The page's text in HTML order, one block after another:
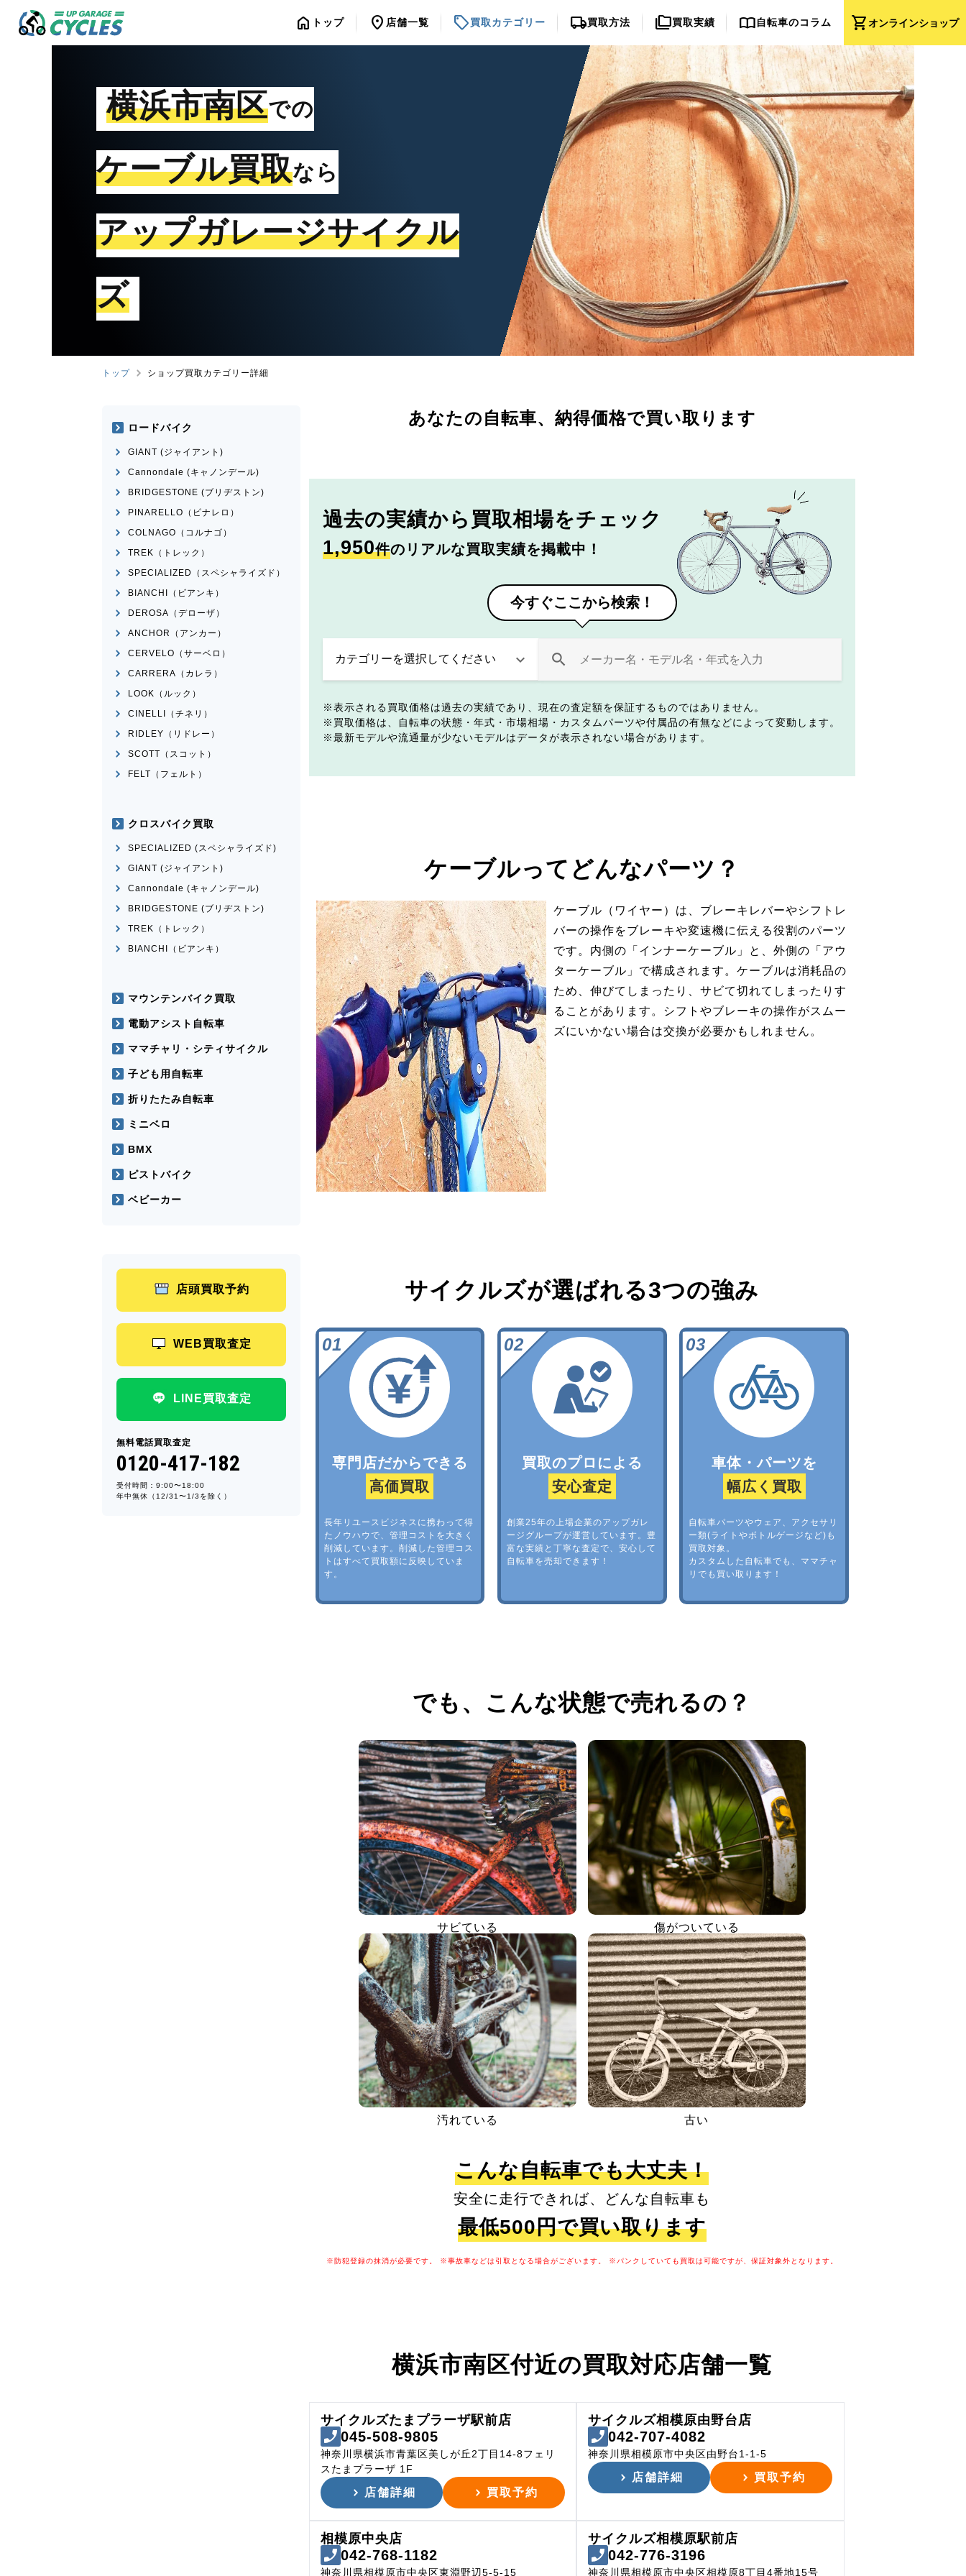
shopping_cartオンラインショップ
home トップ location_on 店舗一覧 sell買取カテゴリー local_shipping買取方法 folder_copy買取実績 import_contacts自転車のコラム
横浜市南区での
ケーブル買取なら
アップガレージサイクル
ズ
トップ ショップ買取カテゴリー詳細
あなたの自転車、 納得価格で買い取ります
過去の実績から 買取相場をチェック
1,950件のリアルな買取実績を掲載中！
今すぐここから検索！
表示される買取価格は過去の実績であり、現在の査定額を保証するものではありません。
買取価格は、自転車の状態・年式・市場相場・カスタムパーツや付属品の有無などによって変動します。
最新モデルや流通量が少ないモデルはデータが表示されない場合があります。
ケーブルってどんなパーツ？
ケーブル（ワイヤー）は、ブレーキレバーやシフトレ
バーの操作をブレーキや変速機に伝える役割のパーツ
です。内側の「インナーケーブル」と、外側の「アウ
ターケーブル」で構成されます。ケーブルは消耗品の
ため、伸びてしまったり、サビて切れてしまったりす
ることがあります。シフトやブレーキの操作がスムー
ズにいかない場合は交換が必要かもしれません。
サイクルズが選ばれる3つの強み
専門店だからできる
高価買取
長年リユースビジネスに携わって得
たノウハウで、管理コストを大きく
削減しています。削減した管理コス
トはすべて買取額に反映していま
す。
買取のプロによる
安心査定
創業25年の上場企業のアップガレ
ージグループが運営しています。豊
富な実績と丁寧な査定で、安心して
自転車を売却できます！
車体・パーツを
幅広く買取
自転車パーツやウェア、アクセサリ
ー類(ライトやボトルゲージなど)も
買取対象。
カスタムした自転車でも、ママチャ
リでも買い取ります！
でも、 こんな状態で売れるの？
サビている 傷がついている
汚れている 古い
こんな自転車でも大丈夫！
安全に走行できれば、どんな自転車も
最低500円で買い取ります
※防犯登録の抹消が必要です。 ※事故車などは引取となる場合がございます。 ※パンクしていても買取は可能ですが、保証対象外となります。
横浜市南区付近の買取対応店舗一覧
サイクルズたまプラーザ駅前店
045-508-9805
神奈川県横浜市青葉区美しが丘2丁目14-8フェリ
スたまプラーザ 1F
店舗詳細 買取予約
サイクルズ相模原由野台店
042-707-4082
神奈川県相模原市中央区由野台1-1-5
店舗詳細 買取予約
相模原中央店
042-768-1182
神奈川県相模原市中央区東淵野辺5-5-15
サイクルズ相模原駅前店
042-776-3196
神奈川県相模原市中央区相模原8丁目4番地15号
ロードバイク
GIANT (ジャイアント)
Cannondale (キャノンデール)
BRIDGESTONE (ブリヂストン)
PINARELLO（ピナレロ）
COLNAGO（コルナゴ）
TREK（トレック）
SPECIALIZED（スペシャライズド）
BIANCHI（ビアンキ）
DEROSA（デローザ）
ANCHOR（アンカー）
CERVELO（サーベロ）
CARRERA（カレラ）
LOOK（ルック）
CINELLI（チネリ）
RIDLEY（リドレー）
SCOTT（スコット）
FELT（フェルト）
クロスバイク買取
SPECIALIZED (スペシャライズド)
GIANT (ジャイアント)
Cannondale (キャノンデール)
BRIDGESTONE (ブリヂストン)
TREK（トレック）
BIANCHI（ビアンキ）
マウンテンバイク買取
電動アシスト自転車
ママチャリ・シティサイクル
子ども用自転車
折りたたみ自転車
ミニベロ
BMX
ピストバイク
ベビーカー
店頭買取予約
WEB買取査定
LINE買取査定
無料電話買取査定
0120-417-182
受付時間：9:00〜18:00
年中無休（12/31〜1/3を除く）